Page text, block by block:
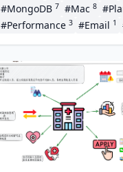
#MongoDB 7 #Mac 8
#Performance 3 #Email 1